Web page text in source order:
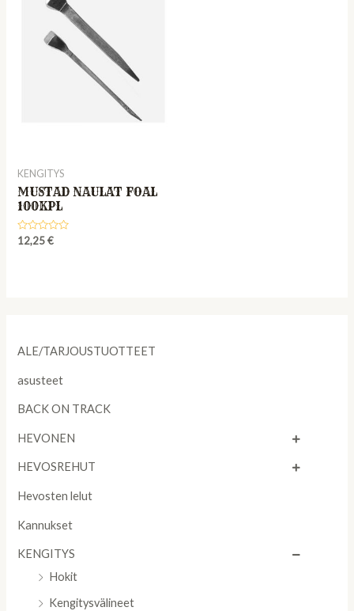
ALE/TARJOUSTUOTTEET
asusteet
BACK ON TRACK
HEVONEN
HEVOSREHUT
Hevosten lelut
Kannukset
KENGITYS
Hokit
Kengitysvälineet
KENGITYS
MUSTAD NAULAT FOAL
100KPL
Rated
12,25€